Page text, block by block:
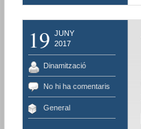
19 JUNY
2017
Dinamització
No hi ha comentaris
General